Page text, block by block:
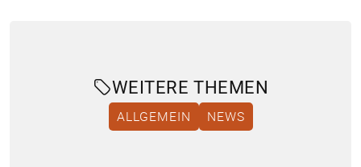
WEITERE THEMEN
ALLGEMEIN NEWS